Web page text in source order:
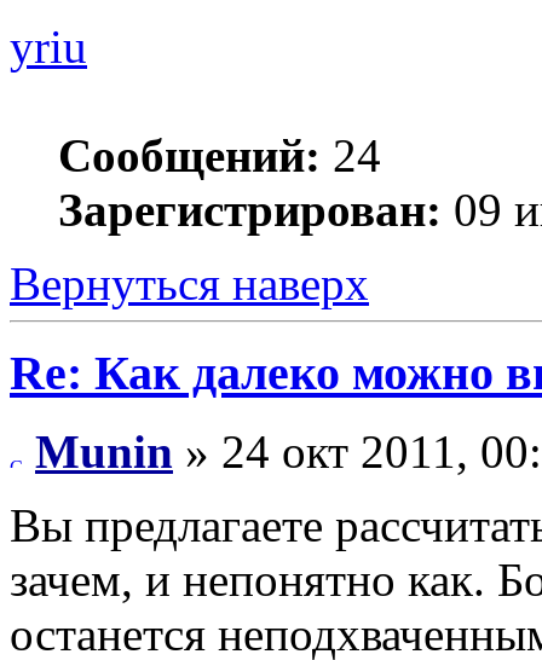
yriu
Сообщений: 24
Зарегистрирован: 09
Вернуться наверх
Re: Как далеко можно
Munin » 24 окт 2011,
Вы предлагаете
зачем, и непонятно как.
останется